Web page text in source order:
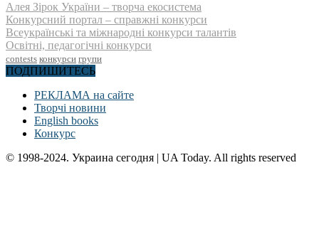
Алея Зірок України – творча екосистема
Конкурсний портал – справжні конкурси
Всеукраїнські та міжнародні конкурси талантів
Освітні, педагогічні конкурси
contests конкурси групи
ПОДПИШИТЕСЬ
РЕКЛАМА на сайте
Творчі новини
English books
Конкурс
© 1998-2024. Украина сегодня | UA Today. All rights reserved